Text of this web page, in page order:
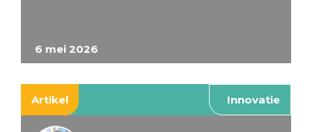
6 mei 2026
Artikel Innovatie